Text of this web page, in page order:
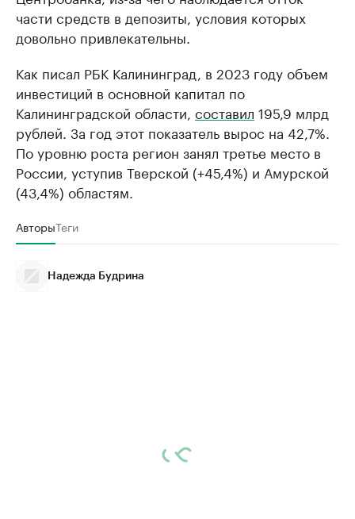
части средств в депозиты, условия которых
довольно привлекательны.
Как писал РБК Калининград, в 2023 году объем
инвестиций в основной капитал по
Калининградской области, составил 195,9 млрд
рублей. За год этот показатель вырос на 42,7%.
По уровню роста регион занял третье место в
России, уступив Тверской (+45,4%) и Амурской
(43,4%) областям.
АвторыТеги
Надежда Будрина